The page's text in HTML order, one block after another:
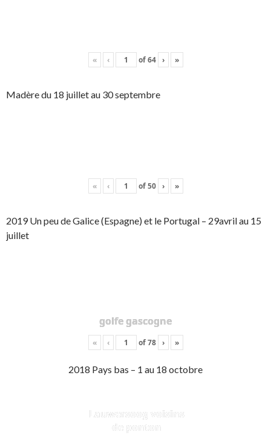
« ‹ of64 › »
Madère du 18 juillet au 30 septembre
« ‹ of50 › »
2019 Un peu de Galice (Espagne) et le Portugal – 29avril au 15
juillet
golfe gascogne
« ‹ of78 › »
2018 Pays bas – 1 au 18 octobre
Lauwersoog voisins
de ponton